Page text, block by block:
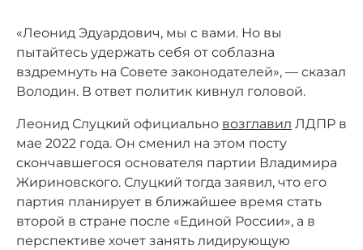
«Леонид Эдуардович, мы с вами. Но вы
пытайтесь удержать себя от соблазна
вздремнуть на Совете законодателей», — сказал
Володин. В ответ политик кивнул головой.
Леонид Слуцкий официально возглавил ЛДПР в
мае 2022 года. Он сменил на этом посту
скончавшегося основателя партии Владимира
Жириновского. Слуцкий тогда заявил, что его
партия планирует в ближайшее время стать
второй в стране после «Единой России», а в
перспективе хочет занять лидирующую